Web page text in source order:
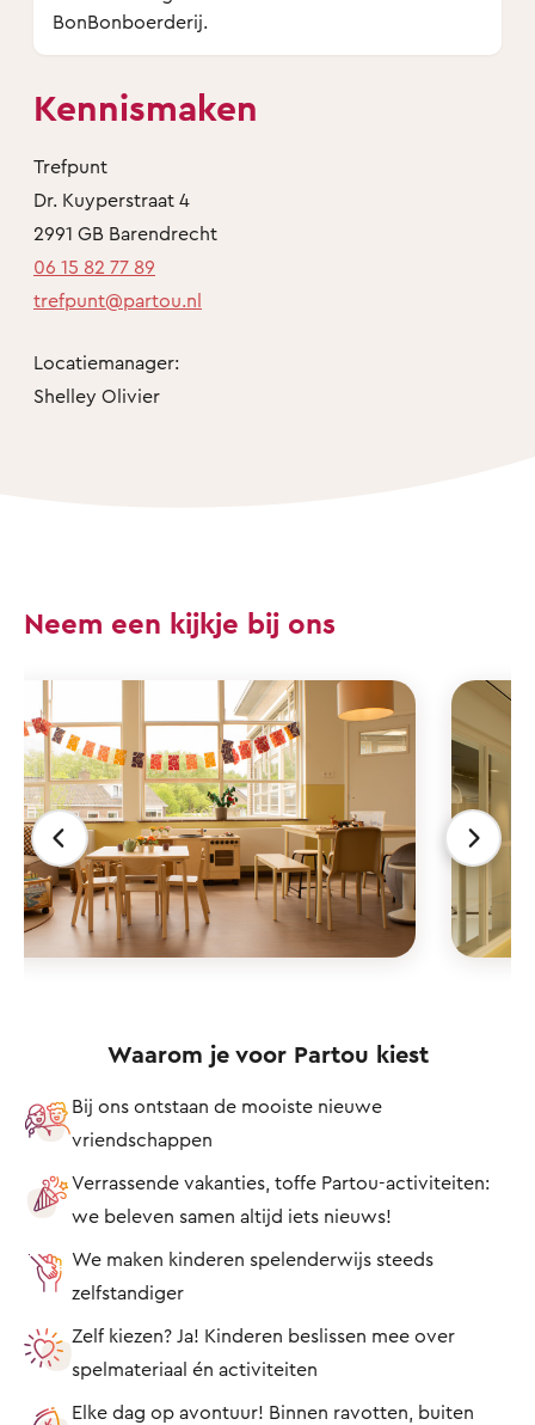
BonBonboerderij.
Kennismaken
Trefpunt
Dr. Kuyperstraat 4
2991 GB Barendrecht
06 15 82 77 89
trefpunt@partou.nl
Locatiemanager:
Shelley Olivier
Neem een kijkje bij ons
Waarom je voor Partou kiest
Bij ons ontstaan de mooiste nieuwe
vriendschappen
Verrassende vakanties, toffe Partou-activiteiten:
we beleven samen altijd iets nieuws!
We maken kinderen spelenderwijs steeds
zelfstandiger
Zelf kiezen? Ja! Kinderen beslissen mee over
spelmateriaal én activiteiten
Elke dag op avontuur! Binnen ravotten, buiten